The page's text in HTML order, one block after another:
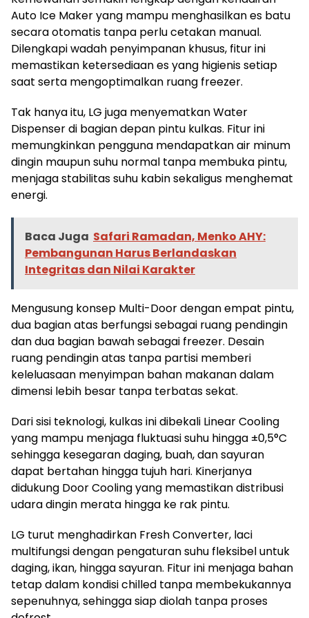
Auto Ice Maker yang mampu menghasilkan es batu
secara otomatis tanpa perlu cetakan manual.
Dilengkapi wadah penyimpanan khusus, fitur ini
memastikan ketersediaan es yang higienis setiap
saat serta mengoptimalkan ruang freezer.
Tak hanya itu, LG juga menyematkan Water
Dispenser di bagian depan pintu kulkas. Fitur ini
memungkinkan pengguna mendapatkan air minum
dingin maupun suhu normal tanpa membuka pintu,
menjaga stabilitas suhu kabin sekaligus menghemat
energi.
Baca Juga Safari Ramadan, Menko AHY:
Pembangunan Harus Berlandaskan
Integritas dan Nilai Karakter
Mengusung konsep Multi-Door dengan empat pintu,
dua bagian atas berfungsi sebagai ruang pendingin
dan dua bagian bawah sebagai freezer. Desain
ruang pendingin atas tanpa partisi memberi
keleluasaan menyimpan bahan makanan dalam
dimensi lebih besar tanpa terbatas sekat.
Dari sisi teknologi, kulkas ini dibekali Linear Cooling
yang mampu menjaga fluktuasi suhu hingga ±0,5°C
sehingga kesegaran daging, buah, dan sayuran
dapat bertahan hingga tujuh hari. Kinerjanya
didukung Door Cooling yang memastikan distribusi
udara dingin merata hingga ke rak pintu.
LG turut menghadirkan Fresh Converter, laci
multifungsi dengan pengaturan suhu fleksibel untuk
daging, ikan, hingga sayuran. Fitur ini menjaga bahan
tetap dalam kondisi chilled tanpa membekukannya
sepenuhnya, sehingga siap diolah tanpa proses